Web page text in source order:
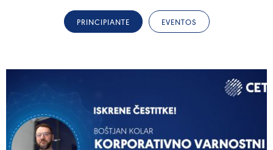
PRINCIPIANTE EVENTOS